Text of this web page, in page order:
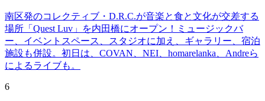
南区発のコレクティブ・D.R.C.が⾳楽と⾷と⽂化が交差する
場所「Quest Luv」を内田橋にオープン！ミュージックバ
ー、イベントスペース、スタジオに加え、ギャラリー、宿泊
施設も併設。初日は、COVAN、NEI、homarelanka、Andreら
によるライブも。
6